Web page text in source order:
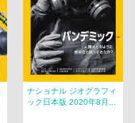
ナショナル ジオグラフィ
ック日本版 2020年8月...